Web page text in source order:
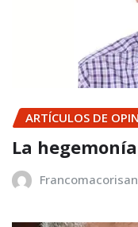
ARTÍCULOS DE
La